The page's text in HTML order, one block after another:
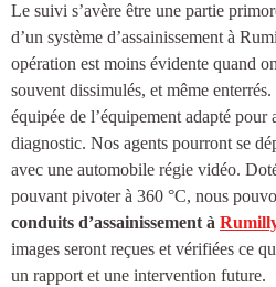
Le suivi s’avère être une partie
d’un système d’assainissement à
opération est moins évidente quand
souvent dissimulés, et même enterrés.
équipée de l’équipement adapté
diagnostic. Nos agents pourront se
avec une automobile régie vidéo.
pouvant pivoter à 360 °C, nous
conduits d’assainissement à
images seront reçues et vérifiées ce
un rapport et une intervention future.